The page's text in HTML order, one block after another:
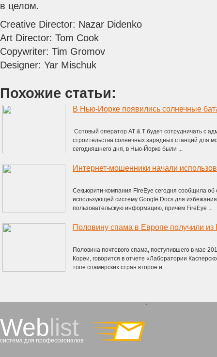
в целом.
Creative Director: Nazar Didenko
Art Director: Tom Cook
Copywriter: Tim Gromov
Designer: Yar Mischuk
Похожие статьи:
В Нью-Йорке появились солнечные
Сотовый оператор AT & T будет сотрудничать с
строительства солнечных зарядных станций для
сегодняшнего дня, в Нью-Йорке были ...
Интернет-мошенники начали
Секьюрити-компания FireEye сегодня сообщила об
использующей систему Google Docs для
пользовательскую информацию, причем FireEye ...
Половину спама в Европе получили
Половина почтового спама, поступившего в мае
Кореи, говорится в отчете «Лаборатории
топе спамерских стран второе и ...
Weblist
система для профессионалов
`